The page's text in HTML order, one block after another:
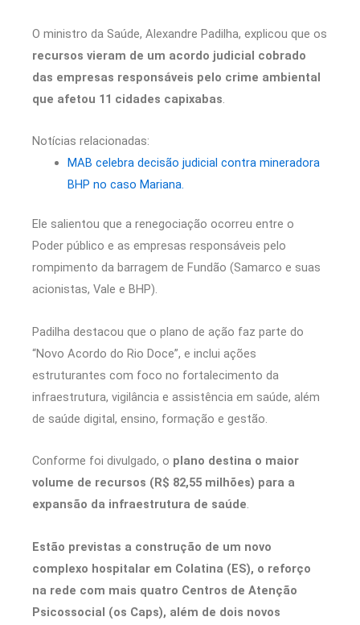
O ministro da Saúde, Alexandre Padilha, explicou que os
recursos vieram de um acordo judicial cobrado
das empresas responsáveis pelo crime ambiental
que afetou 11 cidades capixabas.
Notícias relacionadas:
MAB celebra decisão judicial contra mineradora
BHP no caso Mariana.
Ele salientou que a renegociação ocorreu entre o
Poder público e as empresas responsáveis pelo
rompimento da barragem de Fundão (Samarco e suas
acionistas, Vale e BHP).
Padilha destacou que o plano de ação faz parte do
“Novo Acordo do Rio Doce”, e inclui ações
estruturantes com foco no fortalecimento da
infraestrutura, vigilância e assistência em saúde, além
de saúde digital, ensino, formação e gestão.
Conforme foi divulgado, o plano destina o maior
volume de recursos (R$ 82,55 milhões) para a
expansão da infraestrutura de saúde.
Estão previstas a construção de um novo
complexo hospitalar em Colatina (ES), o reforço
na rede com mais quatro Centros de Atenção
Psicossocial (os Caps), além de dois novos